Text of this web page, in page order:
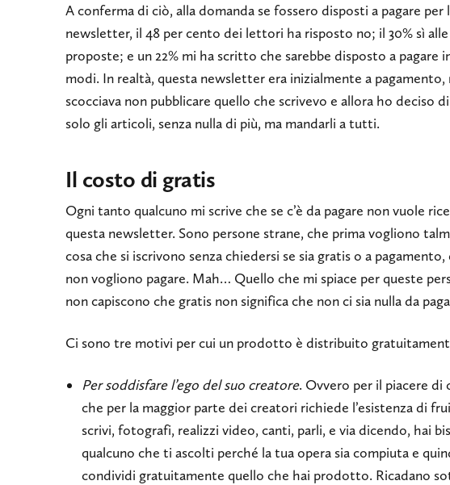
A conferma di ciò, alla domanda se fossero disposti a pagare per
newsletter, il 48 per cento dei lettori ha risposto no; il 30% sì
proposte; e un 22% mi ha scritto che sarebbe disposto a pagare
modi. In realtà, questa newsletter era inizialmente a pagamento,
scocciava non pubblicare quello che scrivevo e allora ho deciso
solo gli articoli, senza nulla di più, ma mandarli a tutti.
Il costo di gratis
Ogni tanto qualcuno mi scrive che se c’è da pagare non vuole
questa newsletter. Sono persone strane, che prima vogliono
cosa che si iscrivono senza chiedersi se sia gratis o a
non vogliono pagare. Mah… Quello che mi spiace per queste
non capiscono che gratis non significa che non ci sia nulla da
Ci sono tre motivi per cui un prodotto è distribuito
Per soddisfare l’ego del suo creatore. Ovvero per il piacere di
che per la maggior parte dei creatori richiede l’esistenza di
scrivi, fotografi, realizzi video, canti, parli, e via dicendo, hai
qualcuno che ti ascolti perché la tua opera sia compiuta e
condividi gratuitamente quello che hai prodotto. Ricadano